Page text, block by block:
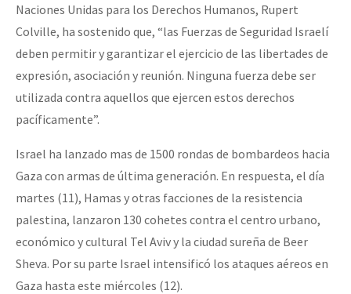
Naciones Unidas para los Derechos Humanos, Rupert
Colville, ha sostenido que, “las Fuerzas de Seguridad Israelí
deben permitir y garantizar el ejercicio de las libertades de
expresión, asociación y reunión. Ninguna fuerza debe ser
utilizada contra aquellos que ejercen estos derechos
pacíficamente”.
Israel ha lanzado mas de 1500 rondas de bombardeos hacia
Gaza con armas de última generación. En respuesta, el día
martes (11), Hamas y otras facciones de la resistencia
palestina, lanzaron 130 cohetes contra el centro urbano,
económico y cultural Tel Aviv y la ciudad sureña de Beer
Sheva. Por su parte Israel intensificó los ataques aéreos en
Gaza hasta este miércoles (12).